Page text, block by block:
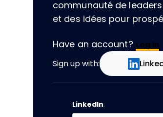
communauté de
et des idées pour
Have an account? Log In
Sign up with:
LinkedIn